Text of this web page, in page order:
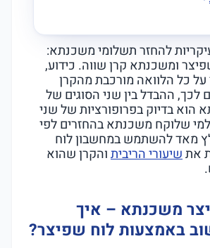
להחזר תשלומי משכנתא:
ומשכנתא קרן שווה. כידוע,
כל הלוואה מורכבת מהקרן
לכך, ההבדל בין שני הסוגים של
הוא בדיוק בפרופורציות של שני
שלוקח משכנתא בהחזרים לפי
מאד להשתמש במחשבון לוח
אתשיעורי הריביתוהקרן שהוא
משכנתא – איך
באמצעות לוח שפיצר?